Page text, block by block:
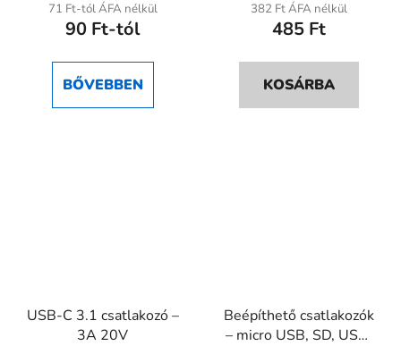
71 Ft-tól ÁFA nélkül
90 Ft-tól
BŐVEBBEN
382 Ft ÁFA nélkül
485 Ft
KOSÁRBA
USB-C 3.1 csatlakozó –
3A 20V
Beépíthető csatlakozók
– micro USB, SD, USB,